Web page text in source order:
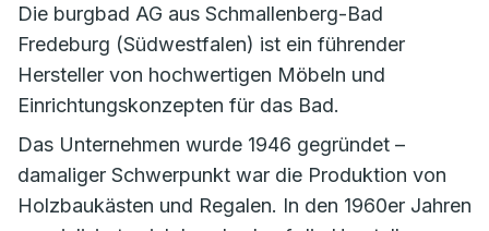
Die burgbad AG aus Schmallenberg-Bad
Fredeburg (Südwestfalen) ist ein führender
Hersteller von hochwertigen Möbeln und
Einrichtungskonzepten für das Bad.
Das Unternehmen wurde 1946 gegründet –
damaliger Schwerpunkt war die Produktion von
Holzbaukästen und Regalen. In den 1960er Jahren